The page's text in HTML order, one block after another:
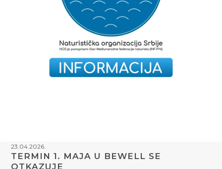
23.04.2026.
TERMIN 1. MAJA U BEWELL SE
OTKAZUJE